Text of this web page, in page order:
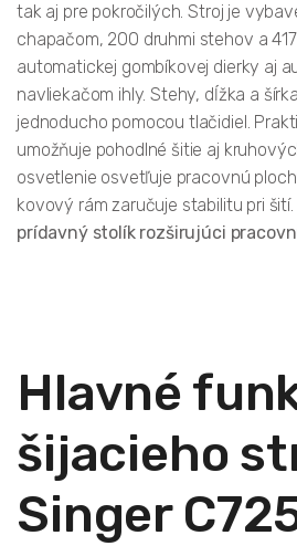
tak aj pre pokročilých. Stroj je
chapačom, 200 druhmi stehov a
automatickej gombíkovej dierky aj
navliekačom ihly. Stehy, dĺžka a
jednoducho pomocou tlačidiel.
umožňuje pohodlné šitie aj
osvetlenie osvetľuje pracovnú
kovový rám zaručuje stabilitu pri šití.
prídavný stolík rozširujúci
Hlavné
šijacieho
Singer